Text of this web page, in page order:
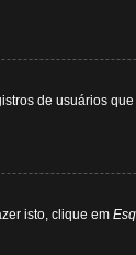
de usuários
isto, clique em